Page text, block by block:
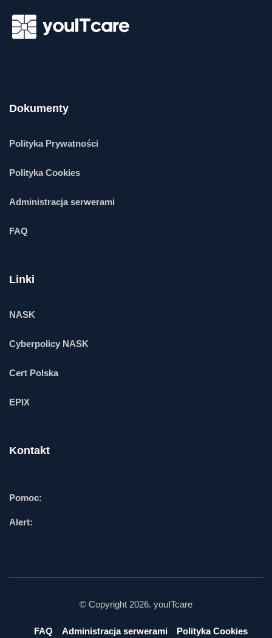
Dokumenty
Polityka Prywatności
Polityka Cookies
Administracja serwerami
FAQ
Linki
NASK
Cyberpolicy NASK
Cert Polska
EPIX
Kontakt
Pomoc:
Alert:
© Copyright 2026. youITcare
FAQ Administracja serwerami Polityka Cookies